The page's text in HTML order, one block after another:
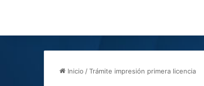
Inicio /Trámite impresión primera licencia